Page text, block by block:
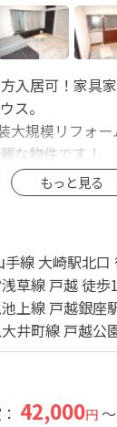
入居可！家具
ス。
大規模リフォ
な物件です！
歩8分。戸越銀
パーライフ徒歩
崎駅から品川
分、池袋駅ま
24分
ョンから高速
各地へ行けま
が綺麗です。
りとおくつろぎ
もっと見る
手線 大崎駅北口
草線 戸越 徒歩
上線 戸越銀座
井町線 戸越公
42,000円～